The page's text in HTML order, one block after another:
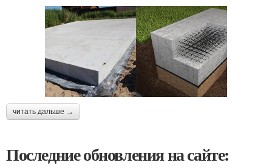
читать дальше →
Последние обновления на сайте: